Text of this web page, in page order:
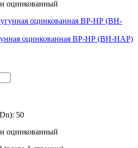
оцинкованный
оцинкованная ВР-НР (ВН-НАР)
50
оцинкованный